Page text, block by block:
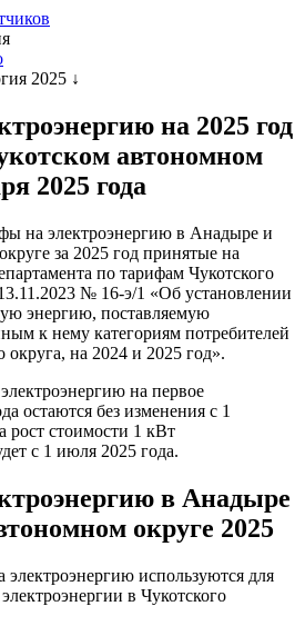
2025 ↓
на 2025 год
автономном
2025 года
на электроэнергию в Анадыре и
за 2025 год принятые на
по тарифам Чукотского
№ 16-э/1 «Об установлении
энергию, поставляемую
к нему категориям потребителей
округа, на 2024 и 2025 год».
на первое
остаются без изменения с 1
рост стоимости 1 кВт
с 1 июля 2025 года.
в Анадыре
округе 2025
используются для
в Чукотского